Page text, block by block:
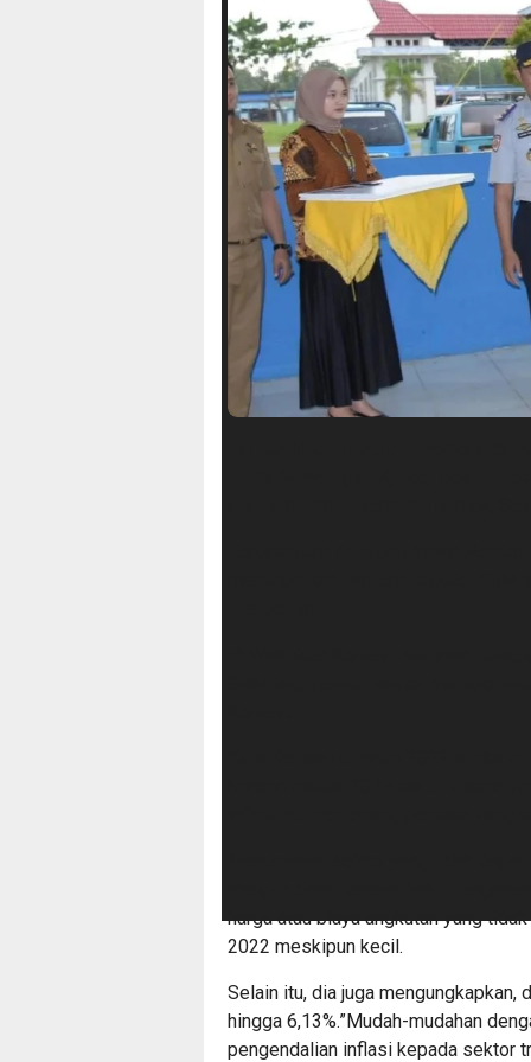
harga atau biaya angkutan yang
2022 meskipun kecil.
Selain itu, dia juga mengungkapkan,
hingga 6,13%.”Mudah-mudahan
pengendalian inflasi kepada sektor